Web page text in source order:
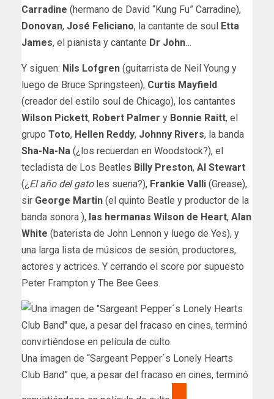
Carradine (hermano de David “Kung Fu” Carradine),
Donovan, José Feliciano, la cantante de soul Etta
James, el pianista y cantante Dr John…
Y siguen: Nils Lofgren (guitarrista de Neil Young y
luego de Bruce Springsteen), Curtis Mayfield
(creador del estilo soul de Chicago), los cantantes
Wilson Pickett, Robert Palmer y Bonnie Raitt, el
grupo Toto, Hellen Reddy, Johnny Rivers, la banda
Sha-Na-Na (¿los recuerdan en Woodstock?), el
tecladista de Los Beatles Billy Preston, Al Stewart
(¿ El año del gatoles suena?), Frankie Valli (Grease),
sir George Martin (el quinto Beatle y productor de la
banda sonora ), las hermanas Wilson de Heart, Alan
White (baterista de John Lennon y luego de Yes), y
una larga lista de músicos de sesión, productores,
actores y actrices. Y cerrando el score por supuesto
Peter Frampton y The Bee Gees.
Una imagen de “Sargeant Pepper´s Lonely Hearts
Club Band” que, a pesar del fracaso en cines, terminó